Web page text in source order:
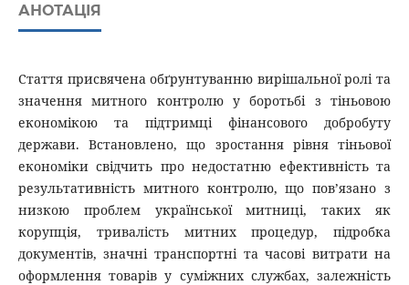
АНОТАЦІЯ
Стаття присвячена обґрунтуванню вирішальної ролі та
значення митного контролю у боротьбі з тіньовою
економікою та підтримці фінансового добробуту
держави. Встановлено, що зростання рівня тіньової
економіки свідчить про недостатню ефективність та
результативність митного контролю, що пов’язано з
низкою проблем української митниці, таких як
корупція, тривалість митних процедур, підробка
документів, значні транспортні та часові витрати на
оформлення товарів у суміжних службах, залежність